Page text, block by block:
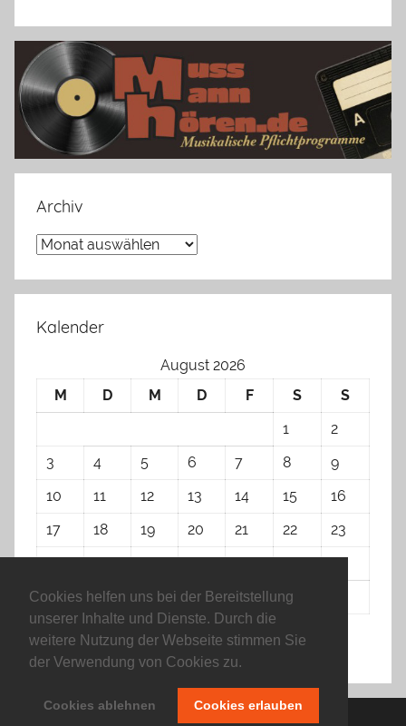
Cookies helfen uns bei der Bereitstellung
unserer Inhalte und Dienste. Durch die
weitere Nutzung der Webseite stimmen Sie
der Verwendung von Cookies zu.
Cookies ablehnen Cookies erlauben
Archiv
Archiv
Kalender
August 2026
M
D M D F S
S
1
2
3
4 5 6 7 8
9
10
11 12 13 14 15
16
17
18 19 20 21 22
23
24
25 26 27 28 29
30
31
« Apr.